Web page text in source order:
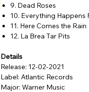
9. Dead Roses
10. Everything Happens
11. Here Comes the Rain
12. La Brea Tar Pits
Details
Release: 12-02-2021
Label: Atlantic Records
Major: Warner Music